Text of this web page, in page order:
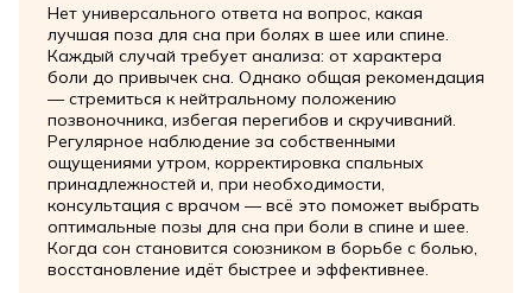
Нет универсального ответа на вопрос, какая
лучшая поза для сна при болях в шее или спине.
Каждый случай требует анализа: от характера
боли до привычек сна. Однако общая рекомендация
— стремиться к нейтральному положению
позвоночника, избегая перегибов и скручиваний.
Регулярное наблюдение за собственными
ощущениями утром, корректировка спальных
принадлежностей и, при необходимости,
консультация с врачом — всё это поможет выбрать
оптимальные позы для сна при боли в спине и шее.
Когда сон становится союзником в борьбе с болью,
восстановление идёт быстрее и эффективнее.